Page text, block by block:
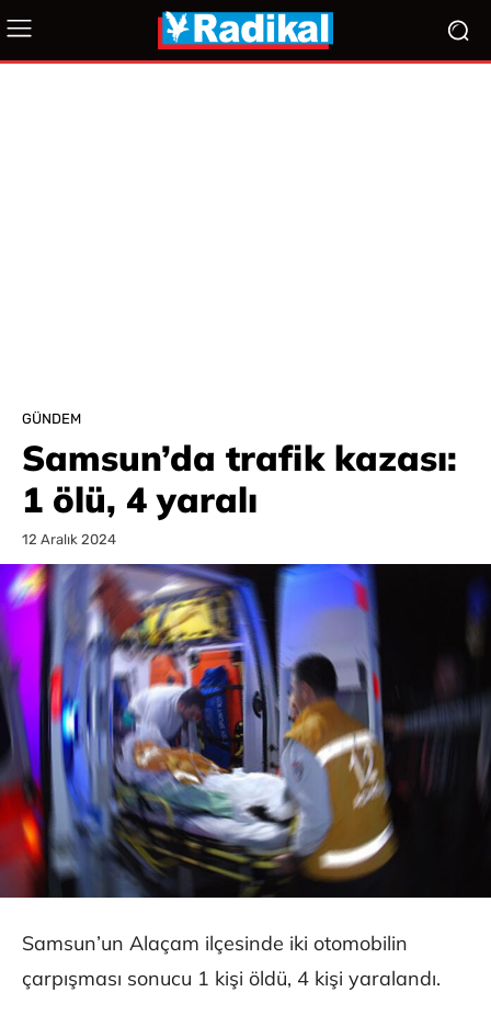
GÜNDEM
Samsun’da trafik kazası:
1 ölü, 4 yaralı
12 Aralık 2024
Samsun’un Alaçam ilçesinde iki otomobilin
çarpışması sonucu 1 kişi öldü, 4 kişi yaralandı.